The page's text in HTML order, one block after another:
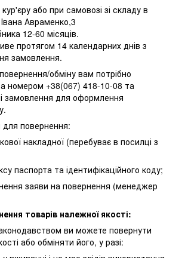
або при самовозі зі складу в
Авраменко,3
12-60 місяців.
протягом 14 календарних днів з
замовлення.
обміну вам потрібно
номером +38(067) 418-10-08 та
замовлення для оформлення
для повернення:
накладної (перебуває в посилці з
паспорта та ідентифікаційного коду;
заяви на повернення (менеджер
товарів належної якості:
ви можете повернути
або обміняти його, у разі: